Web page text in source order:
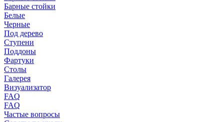
Барные стойки
Белые
Черные
Под дерево
Ступени
Поддоны
Фартуки
Столы
Галерея
Визуализатор
FAQ
FAQ
Частые вопросы